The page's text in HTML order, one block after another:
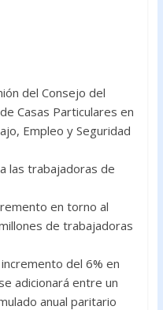
del Consejo del
Casas Particulares en
Empleo y Seguridad
las trabajadoras de
en torno al
de trabajadoras
del 6% en
adicionará entre un
anual paritario